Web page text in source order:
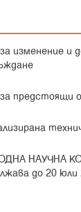
изменение и
предстоящи
НАУЧНА
до 20 юли